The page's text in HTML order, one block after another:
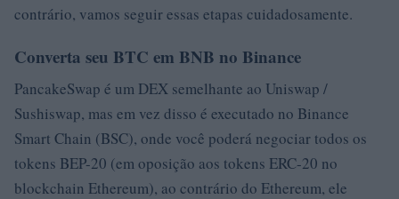
contrário, vamos seguir essas etapas cuidadosamente.
Converta seu BTC em BNB no Binance
PancakeSwap é um DEX semelhante ao Uniswap /
Sushiswap, mas em vez disso é executado no Binance
Smart Chain (BSC), onde você poderá negociar todos os
tokens BEP-20 (em oposição aos tokens ERC-20 no
blockchain Ethereum), ao contrário do Ethereum, ele